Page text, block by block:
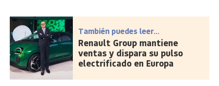
También puedes leer...
Renault Group mantiene
ventas y dispara su pulso
electrificado en Europa